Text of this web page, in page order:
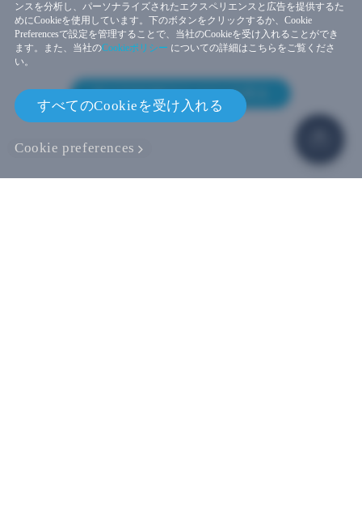
すべてのLBEストーリーを見る
ンスを分析し、パーソナライズされたエクスペリエンスと広告を提供するた
めにCookieを使用しています。下のボタンをクリックするか、Cookie
Preferencesで設定を管理することで、当社のCookieを受け入れることができ
ます。また、当社のCookieポリシー についての詳細はこちらをご覧くださ
い。
すべてのCookieを受け入れる
Cookie preferences